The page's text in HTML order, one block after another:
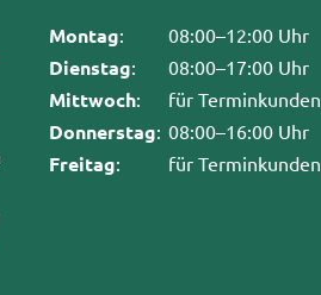
Montag: 08:00–12:00 Uhr
Dienstag: 08:00–17:00 Uhr
Mittwoch: für Terminkunden
Donnerstag: 08:00–16:00 Uhr
Freitag: für Terminkunden